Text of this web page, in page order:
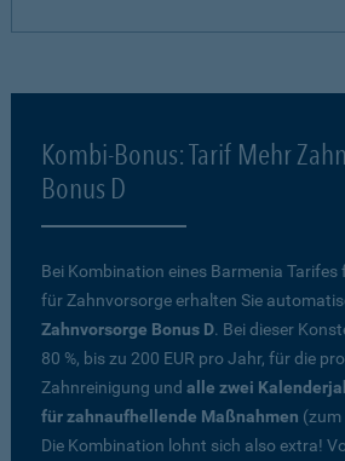
Kombi-Bonus: Tarif Mehr
Bonus D
Bei Kombination eines Barmenia
für Zahnvorsorge erhalten Sie
Zahnvorsorge Bonus D. Bei dieser
80 %, bis zu 200 EUR pro Jahr, für die
Zahnreinigung und alle zwei
für zahnaufhellende Maßnahmen (zum
Die Kombination lohnt sich also extra!